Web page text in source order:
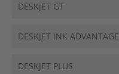
DESKJET GT
DESKJET INK ADVANTAGE
DESKJET PLUS